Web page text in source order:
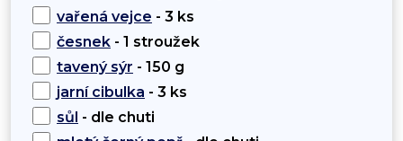
vařená vejce - 3 ks
česnek - 1 stroužek
tavený sýr - 150 g
jarní cibulka - 3 ks
sůl - dle chuti